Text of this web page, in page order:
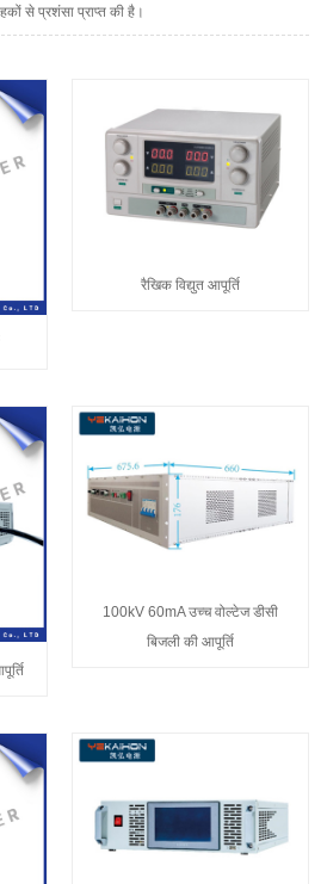
से प्रशंसा प्राप्त की है।
रैखिक विद्युत आपूर्ति
100kV 60mA उच्च वोल्टेज डीसी
बिजली की आपूर्ति